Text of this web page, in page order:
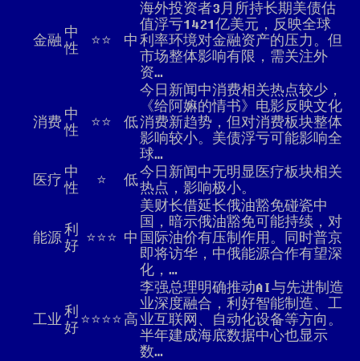
金融 中
性
⭐⭐ 中
海外投资者3月所持长期美债估
值浮亏1421亿美元，反映全球
利率环境对金融资产的压力。但
市场整体影响有限，需关注外
资…
消费 中
性
⭐⭐ 低
今日新闻中消费相关热点较少，
《给阿嫲的情书》电影反映文化
消费新趋势，但对消费板块整体
影响较小。美债浮亏可能影响全
球…
医疗 中
性
⭐ 低今日新闻中无明显医疗板块相关
热点，影响极小。
能源利
好 ⭐⭐⭐ 中
美财长借延长俄油豁免碰瓷中
国，暗示俄油豁免可能持续，对
国际油价有压制作用。同时普京
即将访华，中俄能源合作有望深
化，…
工业利
好⭐⭐⭐⭐ 高
李强总理明确推动AI与先进制造
业深度融合，利好智能制造、工
业互联网、自动化设备等方向。
半年建成海底数据中心也显示
数…